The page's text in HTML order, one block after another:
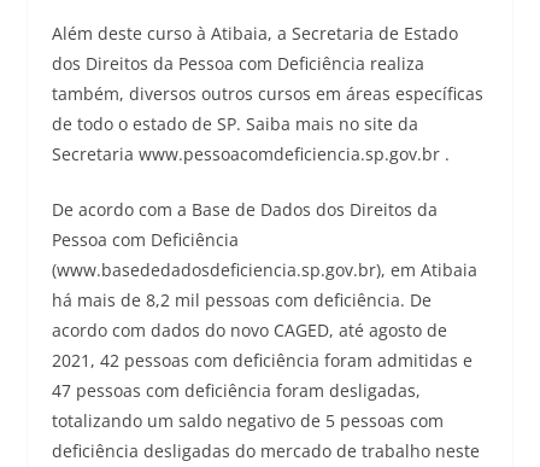
Além deste curso à Atibaia, a Secretaria de Estado
dos Direitos da Pessoa com Deficiência realiza
também, diversos outros cursos em áreas específicas
de todo o estado de SP. Saiba mais no site da
Secretaria www.pessoacomdeficiencia.sp.gov.br .
De acordo com a Base de Dados dos Direitos da
Pessoa com Deficiência
(www.basededadosdeficiencia.sp.gov.br), em Atibaia
há mais de 8,2 mil pessoas com deficiência. De
acordo com dados do novo CAGED, até agosto de
2021, 42 pessoas com deficiência foram admitidas e
47 pessoas com deficiência foram desligadas,
totalizando um saldo negativo de 5 pessoas com
deficiência desligadas do mercado de trabalho neste